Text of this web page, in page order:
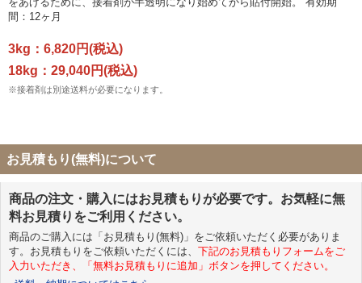
間：12ヶ月
3kg：6,820円(税込)
18kg：29,040円(税込)
※接着剤は別途送料が必要になります。
お見積もり(無料)について
商品の注文・購入にはお見積もりが必要です。お気軽に無
料お見積りをご利用ください。
商品のご購入には「お見積もり(無料)」をご依頼いただく必要がありま
す。お見積もりをご依頼いただくには、 下記のお見積もりフォームをご
入力いただき、「無料お見積もりに追加」ボタンを押してください。